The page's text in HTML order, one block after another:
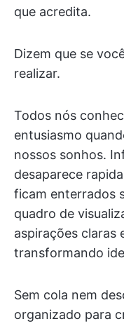
que acredita.
Dizem que se
realizar.
Todos nós
entusiasmo
nossos sonhos.
desaparece
ficam enterrados
quadro de
aspirações claras
transformando
Sem cola nem
organizado para